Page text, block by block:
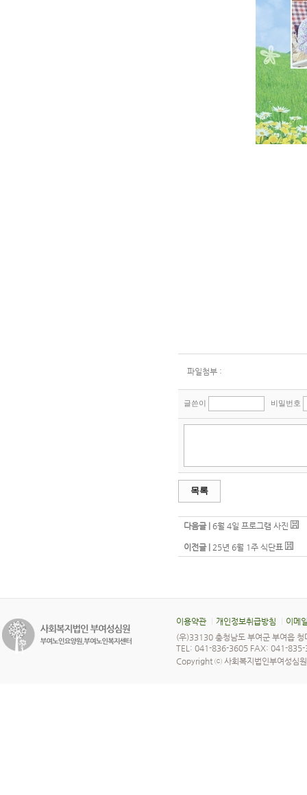
파일첨부 :
글쓴이 비밀번호
목록
다음글 | 6월 4일 프로그램 사진
이전글 | 25년 6월 1주 식단표
이용약관 개인정보취급방침
이메
(우)33130 충청남도 부여군 부여읍
TEL: 041-836-3605 FAX: 041-
Copyright ⓒ 사회복지법인부여성심